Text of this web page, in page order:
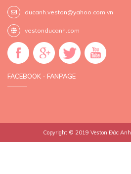
ducanh.veston@yahoo.com.vn
vestonducanh.com
FACEBOOK - FANPAGE
Copyright © 2019 Veston Đức Anh